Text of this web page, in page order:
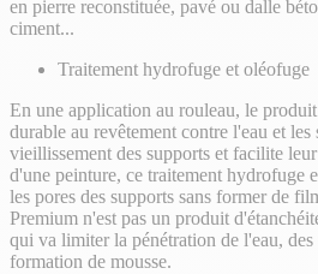
en pierre reconstituée, pavé ou dalle
ciment...
Traitement hydrofuge et oléofuge
En une application au rouleau, le
durable au revêtement contre l'eau et les
vieillissement des supports et facilite
d'une peinture, ce traitement hydrofuge
les pores des supports sans former de
Premium n'est pas un produit
qui va limiter la pénétration de l'eau,
formation de mousse.